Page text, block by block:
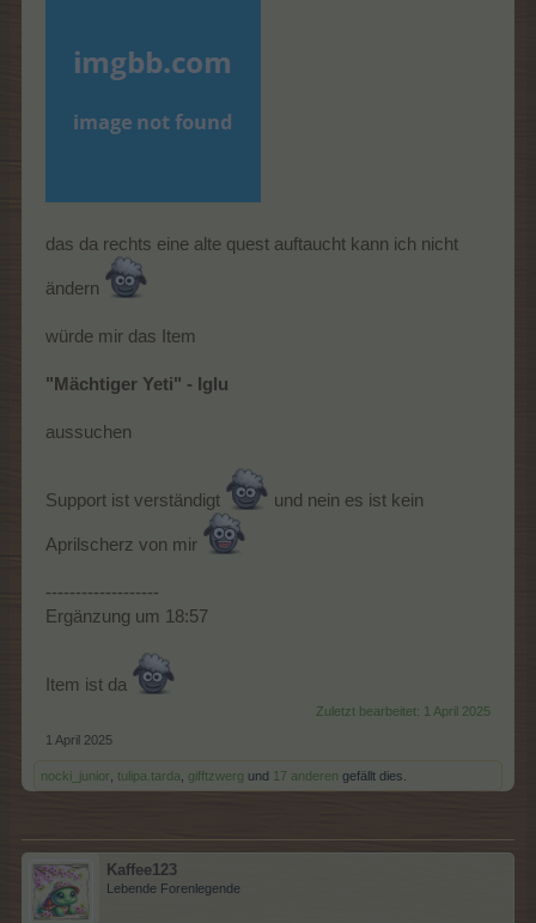
das da rechts eine alte quest auftaucht kann ich nicht
ändern
würde mir das Item
"Mächtiger Yeti" - Iglu
aussuchen
Support ist verständigt und nein es ist kein
Aprilscherz von mir
-------------------
Ergänzung um 18:57
Item ist da
Zuletzt bearbeitet: 1 April 2025
1 April 2025
nocki_junior tulipa.tarda gifftzwerg und 17 anderen gefällt dies.
Kaffee123
Lebende Forenlegende